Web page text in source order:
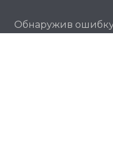
Обнаружив ошибку